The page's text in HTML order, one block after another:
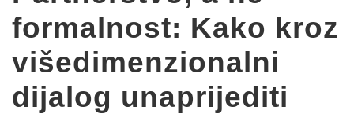
formalnost: Kako kroz
višedimenzionalni
dijalog unaprijediti